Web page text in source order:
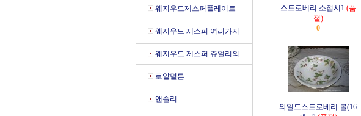
웨지우드제스퍼플레이트
웨지우드 제스퍼 여러가지
웨지우드 제스퍼 쥬얼리외
로얄덜튼
앤슬리
스트로베리 소접시1 (품
절)
0
와일드스트로베리 볼(16